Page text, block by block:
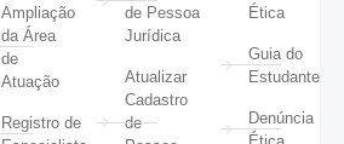
Ampliação
da Área
de
Atuação
Registro de
de Pessoa
Jurídica
Atualizar
Cadastro
de
Ética
Guia do
Estudante
Denúncia